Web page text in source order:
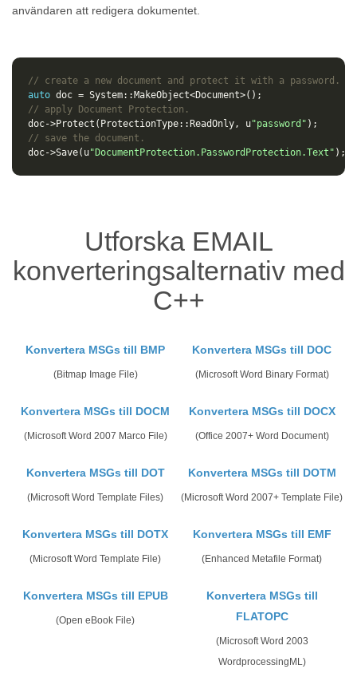
användaren att redigera dokumentet.
// create a new document and protect it with a password.
auto doc = System:: MakeObject<Document>();
// apply Document Protection.
doc->Protect ( ProtectionType:: ReadOnly, u"password" );
// save the document.
doc->Save( u"DocumentProtection.PasswordProtection.Text" );
Utforska EMAIL
konverteringsalternativ med
C++
Konvertera MSGs till BMP
(Bitmap Image File)
Konvertera MSGs till DOC
(Microsoft Word Binary Format)
Konvertera MSGs till DOCM
(Microsoft Word 2007 Marco File)
Konvertera MSGs till DOCX
(Office 2007+ Word Document)
Konvertera MSGs till DOT
(Microsoft Word Template Files)
Konvertera MSGs till DOTM
(Microsoft Word 2007+ Template File)
Konvertera MSGs till DOTX
(Microsoft Word Template File)
Konvertera MSGs till EMF
(Enhanced Metafile Format)
Konvertera MSGs till EPUB
(Open eBook File)
Konvertera MSGs till
FLATOPC
(Microsoft Word 2003
WordprocessingML)